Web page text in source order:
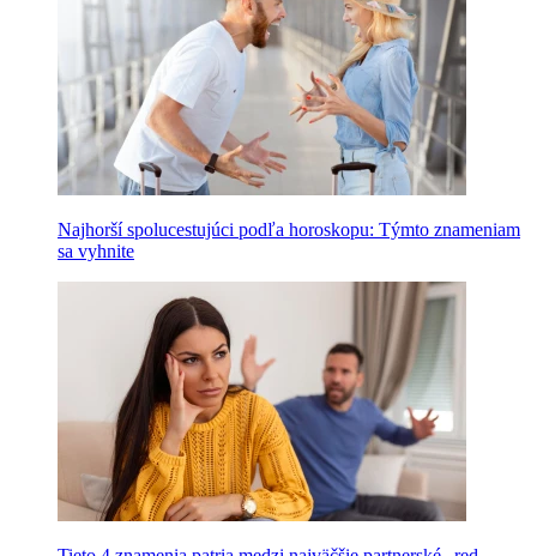
Najhorší spolucestujúci podľa horoskopu: Týmto znameniam
sa vyhnite